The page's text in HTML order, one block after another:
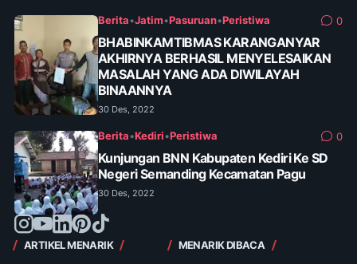
Berita•Jatim•Pasuruan•Peristiwa 0
BHABINKAMTIBMAS KARANGANYAR
AKHIRNYA BERHASIL MENYELESAIKAN
MASALAH YANG ADA DIWILAYAH
BINAANNYA
30 Des, 2022
Berita•Kediri•Peristiwa 0
Kunjungan BNN Kabupaten Kediri Ke SD
Negeri Semanding Kecamatan Pagu
30 Des, 2022
ARTIKEL MENARIK MENARIK DIBACA